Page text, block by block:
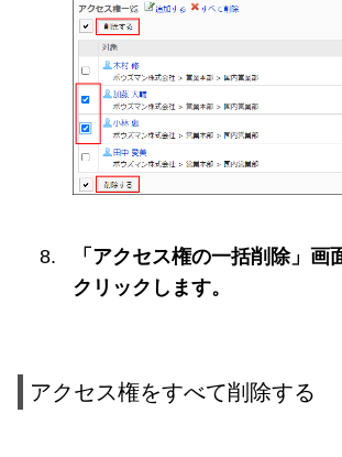
「アクセス権の一括削除」画
クリックします。
アクセス権をすべて削除する